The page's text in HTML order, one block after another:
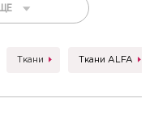
Ткани Ткани ALFA